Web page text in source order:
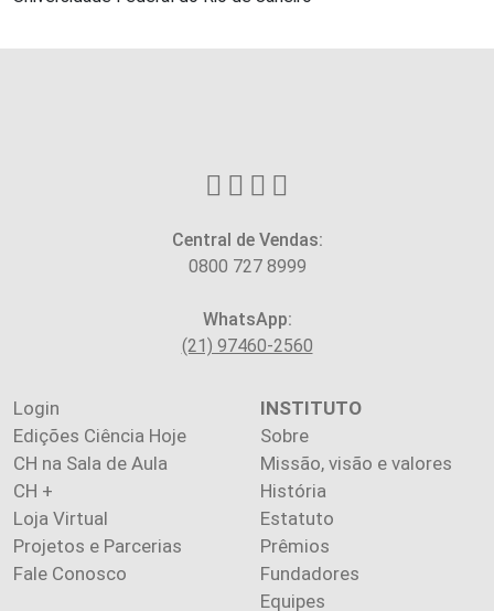
Central de Vendas:
0800 727 8999
WhatsApp:
(21) 97460-2560
Login
Edições Ciência Hoje
CH na Sala de Aula
CH +
Loja Virtual
Projetos e Parcerias
Fale Conosco
INSTITUTO
Sobre
Missão, visão e valores
História
Estatuto
Prêmios
Fundadores
Equipes